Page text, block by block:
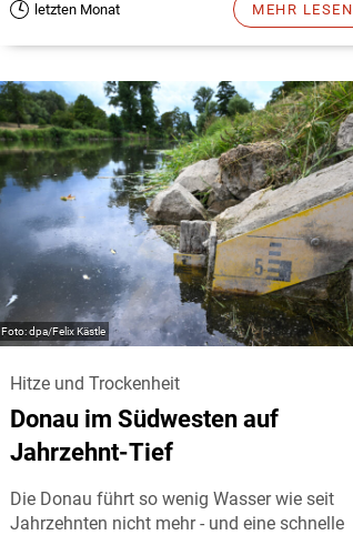
letzten Monat MEHR LESEN
dpa/Felix Kästle
Hitze und Trockenheit
Donau im Südwesten auf
Jahrzehnt-Tief
Die Donau führt so wenig Wasser wie seit
Jahrzehnten nicht mehr - und eine schnelle